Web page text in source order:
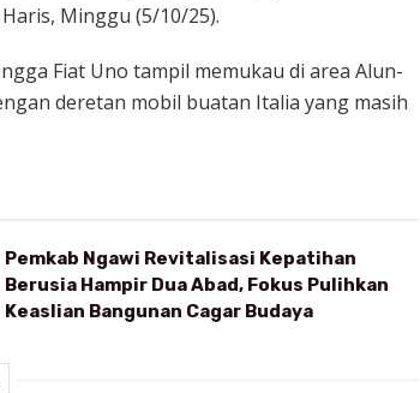
Minggu (5/10/25).
Fiat Uno tampil memukau di area Alun-
deretan mobil buatan Italia yang masih
Pemkab Ngawi Revitalisasi Kepatihan
Berusia Hampir Dua Abad, Fokus Pulihkan
Keaslian Bangunan Cagar Budaya